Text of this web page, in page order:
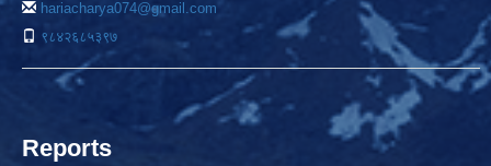
hariacharya074@gmail.com
९८४२६८५३९७
Reports